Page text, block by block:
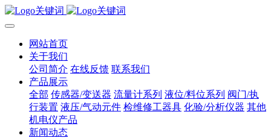
网站首页
关于我们
公司简介 在线反馈 联系我们
产品展示
全部 传感器/变送器 流量计系列 液位/料位系列 阀门/执
行装置 液压/气动元件 检维修工器具 化验/分析仪器 其他
机电仪产品
新闻动态